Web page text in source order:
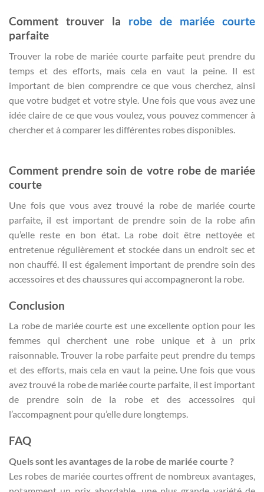
Comment trouver la robe de mariée courte
parfaite
Trouver la robe de mariée courte parfaite peut prendre du
temps et des efforts, mais cela en vaut la peine. Il est
important de bien comprendre ce que vous cherchez, ainsi
que votre budget et votre style. Une fois que vous avez une
idée claire de ce que vous voulez, vous pouvez commencer à
chercher et à comparer les différentes robes disponibles.
Comment prendre soin de votre robe de mariée
courte
Une fois que vous avez trouvé la robe de mariée courte
parfaite, il est important de prendre soin de la robe afin
qu’elle reste en bon état. La robe doit être nettoyée et
entretenue régulièrement et stockée dans un endroit sec et
non chauffé. Il est également important de prendre soin des
accessoires et des chaussures qui accompagneront la robe.
Conclusion
La robe de mariée courte est une excellente option pour les
femmes qui cherchent une robe unique et à un prix
raisonnable. Trouver la robe parfaite peut prendre du temps
et des efforts, mais cela en vaut la peine. Une fois que vous
avez trouvé la robe de mariée courte parfaite, il est important
de prendre soin de la robe et des accessoires qui
l’accompagnent pour qu’elle dure longtemps.
FAQ
Quels sont les avantages de la robe de mariée courte ?
Les robes de mariée courtes offrent de nombreux avantages,